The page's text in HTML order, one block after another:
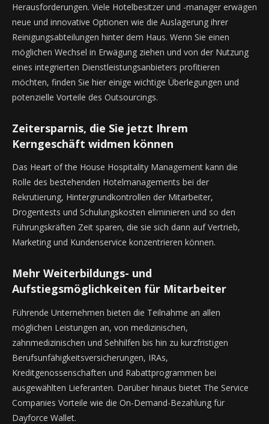
Herausforderungen. Viele Hotelbesitzer und -manager erwägen
neue und innovative Optionen wie die Auslagerung ihrer
Reinigungsabteilungen hinter dem Haus. Wenn Sie einen
möglichen Wechsel in Erwägung ziehen und von der Nutzung
eines integrierten Dienstleistungsanbieters profitieren
möchten, finden Sie hier einige wichtige Überlegungen und
potenzielle Vorteile des Outsourcings.
Zeitersparnis, die Sie jetzt Ihrem
Kerngeschäft widmen können
Das Heart of the House Hospitality Management kann die
Rolle des bestehenden Hotelmanagements bei der
Rekrutierung, Hintergrundkontrollen der Mitarbeiter,
Drogentests und Schulungskosten eliminieren und so den
Führungskräften Zeit sparen, die sie sich dann auf Vertrieb,
Marketing und Kundenservice konzentrieren können.
Mehr Weiterbildungs- und
Aufstiegsmöglichkeiten für Mitarbeiter
Führende Unternehmen bieten die Teilnahme an allen
möglichen Leistungen an, von medizinischen,
zahnmedizinischen und Sehhilfen bis hin zu kurzfristigen
Berufsunfähigkeitsversicherungen, IRAs,
Kreditgenossenschaften und Rabattprogrammen bei
ausgewählten Lieferanten. Darüber hinaus bietet The Service
Companies Vorteile wie die On-Demand-Bezahlung für
Dayforce Wallet.